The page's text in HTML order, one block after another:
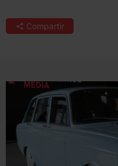
Compartir